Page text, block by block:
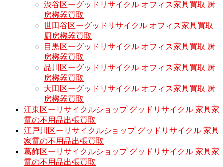
渋谷区ーグッドリサイクル オフィス家具買取 厨
房機器買取
世田谷区ーグッドリサイクル オフィス家具買取
厨房機器買取
目黒区ーグッドリサイクル オフィス家具買取 厨
房機器買取
品川区ーグッドリサイクル オフィス家具買取 厨
房機器買取
大田区ーグッドリサイクル オフィス家具買取 厨
房機器買取
江東区ーリサイクルショップ グッドリサイクル 家具家
電の不用品出張買取
江戸川区ーリサイクルショップ グッドリサイクル 家具
家電の不用品出張買取
葛飾区ーリサイクルショップ グッドリサイクル 家具家
電の不用品出張買取